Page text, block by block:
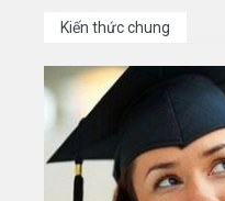
Kiến thức chung